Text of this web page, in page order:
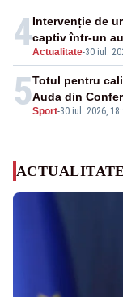
4Actualitate-30 iul.
Intervenție de
captiv într-un
5Sport-30 iul. 2026,
Totul pentru
Auda din
ACTUALITATE